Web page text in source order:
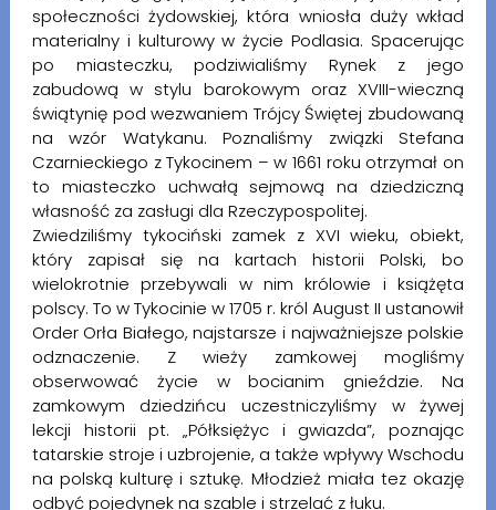
społeczności żydowskiej, która wniosła duży wkład
materialny i kulturowy w życie Podlasia. Spacerując
po miasteczku, podziwialiśmy Rynek z jego
zabudową w stylu barokowym oraz XVIII-wieczną
świątynię pod wezwaniem Trójcy Świętej zbudowaną
na wzór Watykanu. Poznaliśmy związki Stefana
Czarnieckiego z Tykocinem – w 1661 roku otrzymał on
to miasteczko uchwałą sejmową na dziedziczną
własność za zasługi dla Rzeczypospolitej.
Zwiedziliśmy tykociński zamek z XVI wieku, obiekt,
który zapisał się na kartach historii Polski, bo
wielokrotnie przebywali w nim królowie i książęta
polscy. To w Tykocinie w 1705 r. król August II ustanowił
Order Orła Białego, najstarsze i najważniejsze polskie
odznaczenie. Z wieży zamkowej mogliśmy
obserwować życie w bocianim gnieździe. Na
zamkowym dziedzińcu uczestniczyliśmy w żywej
lekcji historii pt. „Półksiężyc i gwiazda”, poznając
tatarskie stroje i uzbrojenie, a także wpływy Wschodu
na polską kulturę i sztukę. Młodzież miała tez okazję
odbyć pojedynek na szable i strzelać z łuku.